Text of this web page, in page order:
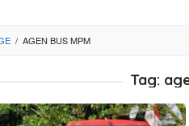
/ AGEN BUS MPM
Tag: